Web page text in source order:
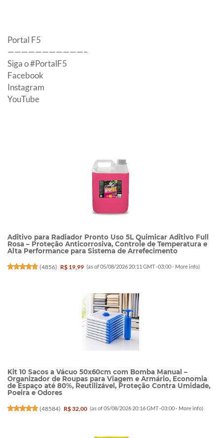
Portal F5
———————————–
Siga o #PortalF5
Facebook
Instagram
YouTube
Aditivo para Radiador Pronto Uso 5L Quimicar Aditivo Full
Rosa – Proteção Anticorrosiva, Controle de Temperatura e
Alta Performance para Sistema de Arrefecimento
(4856) R$ 19,99 (as of 05/08/2026 20:11 GMT -03:00 - More info)
Kit 10 Sacos a Vácuo 50x60cm com Bomba Manual –
Organizador de Roupas para Viagem e Armário, Economia
de Espaço até 80%, Reutilizável, Proteção Contra Umidade,
Poeira e Odores
(48584) R$ 32,00 (as of 05/08/2026 20:16 GMT -03:00 - More info)